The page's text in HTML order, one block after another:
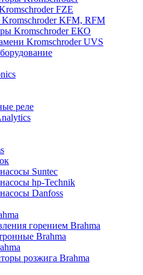
FZE
KFM, RFM
Kromschroder ЕКО
Kromschroder UVS
реле
Suntec
hp-Technik
Danfoss
горением Brahma
Brahma
розжига Brahma